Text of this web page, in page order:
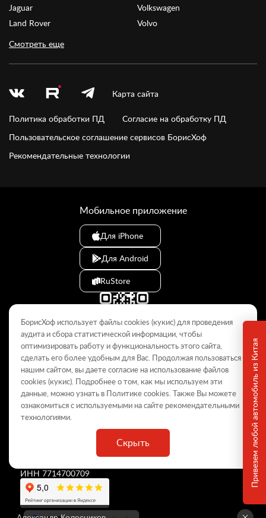
Привезем любой автомобиль из Китая
Jaguar
Land Rover
Volkswagen
Volvo
Смотреть еще
Карта сайта
Политика обработки ПД
Согласие на обработку ПД
Пользовательское соглашение сервисов БорисХоф
Рекомендательные технологии
© 2009–2026
Данный интернет-сайт носит информационный характер и не
является публичной офертой, определяемой положениями Статьи
437 ГК РФ. Для получения подробной информации обращайтесь в
дилерские центры.
БорисХоф Холдинг»
ИНН 7714700709
Мобильное приложение
Для iPhone
Для Android
RuStore
БорисХоф использует файлы cookies (кукиc) для проведения
аудита и сбора статистической информации, чтобы
оптимизировать работу и функциональность этого сайта,
сделать его более удобным для Вас. Продолжая пользоваться
нашим сайтом, вы даете согласие на использование файлов
cookies (кукиc). Подробнее о том, как мы используем эти
данные, можно узнать в Политикеcookies. Также Вы можете
ознакомиться с используемыми на сайте рекомендательными
технологиями.
Скрыть